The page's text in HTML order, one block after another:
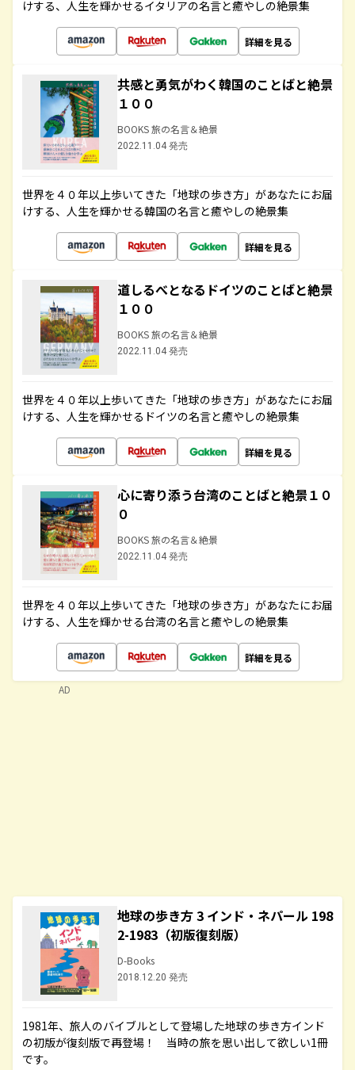
けする、人生を輝かせるイタリアの名言と癒やしの絶景集
詳細を見る
共感と勇気がわく韓国のことばと絶景
１００
BOOKS 旅の名言＆絶景
2022.11.04 発売
世界を４０年以上歩いてきた「地球の歩き方」があなたにお届
けする、人生を輝かせる韓国の名言と癒やしの絶景集
詳細を見る
道しるべとなるドイツのことばと絶景
１００
BOOKS 旅の名言＆絶景
2022.11.04 発売
世界を４０年以上歩いてきた「地球の歩き方」があなたにお届
けする、人生を輝かせるドイツの名言と癒やしの絶景集
詳細を見る
心に寄り添う台湾のことばと絶景１０
０
BOOKS 旅の名言＆絶景
2022.11.04 発売
世界を４０年以上歩いてきた「地球の歩き方」があなたにお届
けする、人生を輝かせる台湾の名言と癒やしの絶景集
詳細を見る
地球の歩き方 3 インド・ネパール 198
2-1983（初版復刻版）
D-Books
2018.12.20 発売
1981年、旅人のバイブルとして登場した地球の歩き方インド
の初版が復刻版で再登場！ 当時の旅を思い出して欲しい1冊
です。
AD